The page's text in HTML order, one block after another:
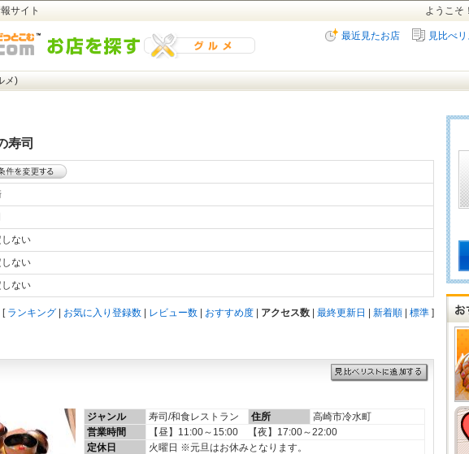
サイト ようこそ
見比べリ
最近見たお店
メ)
寿司
ない
ない
ない
]
標準
新着順
最終更新日
アクセス数
おすすめ度
レビュー数
お気に入り登録数
ランキング
[
ジャンル 寿司/和食レストラン 住所
高崎市冷水町
営業時間
【昼】11:00～15:00 【夜】17:00～22:00
定休日
火曜日 ※元旦はお休みとなります。